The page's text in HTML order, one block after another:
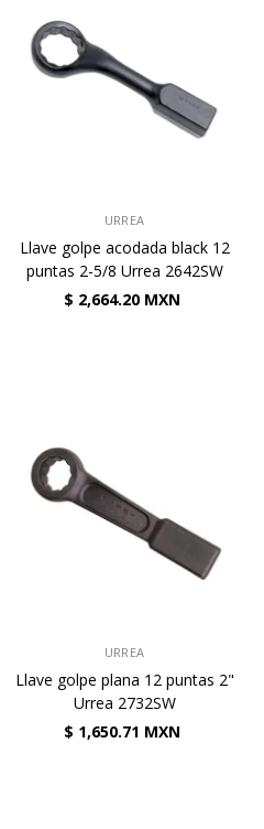
URREA
Llave golpe acodada black 12
puntas 2-5/8 Urrea 2642SW
$ 2,664.20 MXN
URREA
Llave golpe plana 12 puntas 2"
Urrea 2732SW
$ 1,650.71 MXN